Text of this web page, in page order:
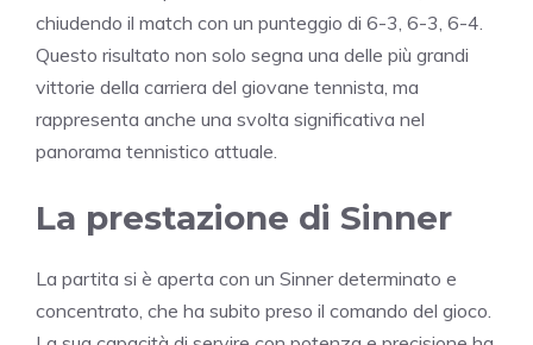
chiudendo il match con un punteggio di 6-3, 6-3, 6-4.
Questo risultato non solo segna una delle più grandi
vittorie della carriera del giovane tennista, ma
rappresenta anche una svolta significativa nel
panorama tennistico attuale.
La prestazione di Sinner
La partita si è aperta con un Sinner determinato e
concentrato, che ha subito preso il comando del gioco.